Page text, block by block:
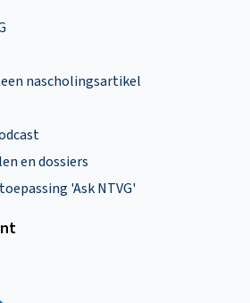
nascholingsartikel
en dossiers
'Ask NTVG'